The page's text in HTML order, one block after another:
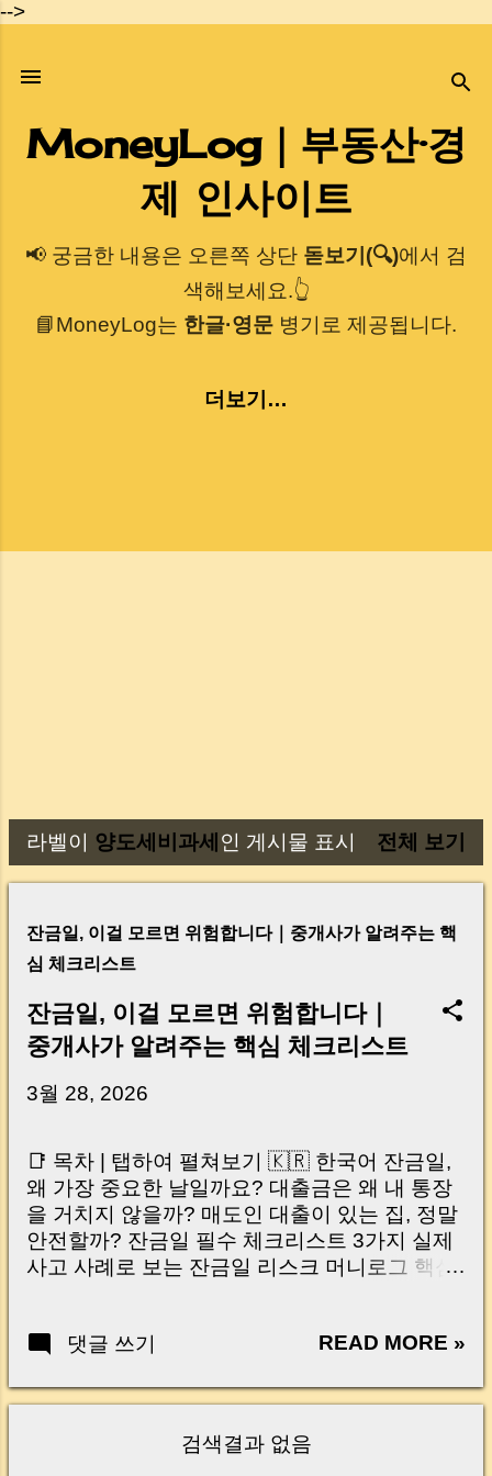
-->
기본 콘텐츠로 건너뛰기
MoneyLog｜부동산·경
제 인사이트
📢 궁금한 내용은 오른쪽 상단 돋보기(🔍)에서 검
색해보세요.👆
📘MoneyLog는 한글·영문 병기로 제공됩니다.
더보기…
글
라벨이 양도세비과세 인 게시물 표시 전체 보기
잔금일, 이걸 모르면 위험합니다｜중개사가 알려주는 핵
심 체크리스트
잔금일, 이걸 모르면 위험합니다｜
중개사가 알려주는 핵심 체크리스트
3월 28, 2026
📑 목차 | 탭하여 펼쳐보기 🇰🇷 한국어 잔금일,
왜 가장 중요한 날일까요? 대출금은 왜 내 통장
을 거치지 않을까? 매도인 대출이 있는 집, 정말
안전할까? 잔금일 필수 체크리스트 3가지 실제
사고 사례로 보는 잔금일 리스크 머니로그 핵심
Your Account Is It Safe If the Seller Has a
Real Risks and Mistakes to Avoid MoneyLog
신가요? “잔금일… 그냥 돈 보내고 끝나는 거 아
댓글 쓰기 READ MORE »
검색결과 없음